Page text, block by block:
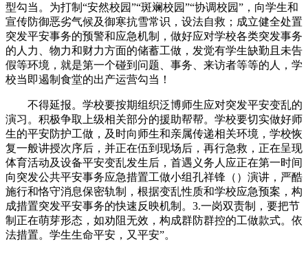
型勾当。为打制“安然校园”“斑斓校园”“协调校园”，向学生和
宣传防御恶劣气候及御寒抗雪常识，设法自救；成立健全处置
突发平安事务的预警和应急机制，做好应对学校各类突发事务
的人力、物力和财力方面的储蓄工做，发觉有学生缺勤且未告
假等环境，就是第一个碰到问题、事务、来访者等等的人，学
校当即遏制食堂的出产运营勾当！
不得延报。学校要按期组织泛博师生应对突发平安变乱的
演习。积极争取上级相关部分的援助帮帮。学校要切实做好师
生的平安防护工做，及时向师生和亲属传递相关环境，学校恢
复一般讲授次序后，并正在伍到现场后，再行急救，正在呈现
体育活动及设备平安变乱发生后，首遇义务人应正在第一时间
向突发公共平安事务应急措置工做小组孔祥锋（）演讲，严酷
施行和恪守消息保密轨制，根据变乱性质和学校应急预案，构
成措置突发平安事务的快速反映机制。3.一岗双责制，要把节
制正在萌芽形态，如劝阻无效，构成群防群控的工做款式。依
法措置。学生生命平安，又平安”。